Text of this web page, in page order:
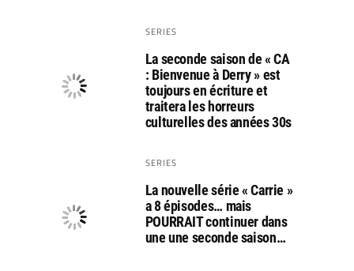
SERIES
La seconde saison de « CA
: Bienvenue à Derry » est
toujours en écriture et
traitera les horreurs
culturelles des années 30s
SERIES
La nouvelle série « Carrie »
a 8 épisodes… mais
POURRAIT continuer dans
une une seconde saison…